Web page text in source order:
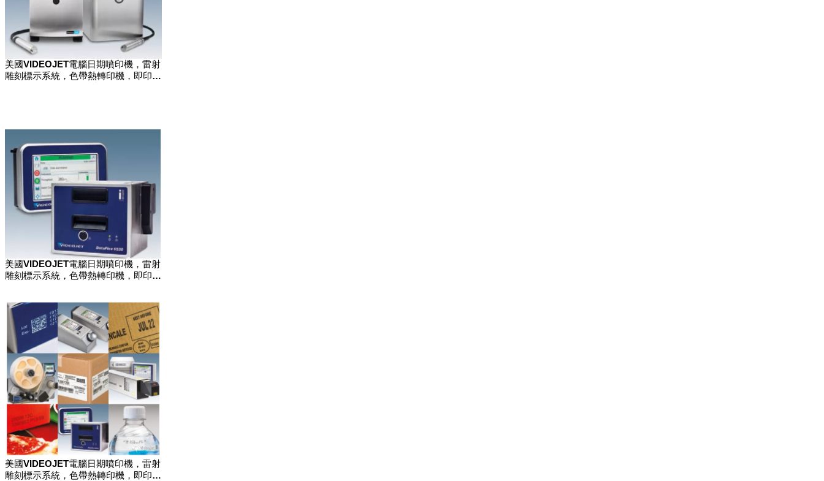
美國VIDEOJET電腦日期噴印機，雷射
雕刻標示系統，色帶熱轉印機，即印即
美國VIDEOJET電腦日期噴印機，雷射
雕刻標示系統，色帶熱轉印機，即印即
美國VIDEOJET電腦日期噴印機，雷射
雕刻標示系統，色帶熱轉印機，即印即